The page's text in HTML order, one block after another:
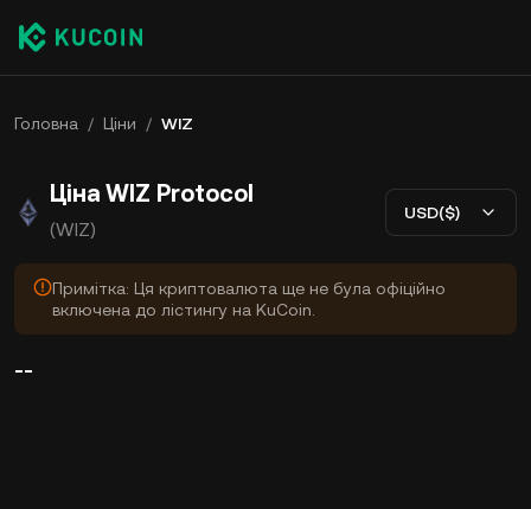
Головна / Ціни / WIZ
Ціна WIZ Protocol
(WIZ)
USD($)
Примітка: Ця криптовалюта ще не була офіційно
включена до лістингу на KuCoin.
--